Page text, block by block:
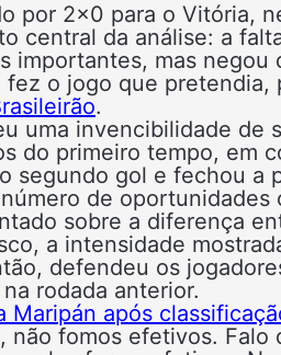
por 2×0 para o Vitória,
central da análise: a
importantes, mas
fez o jogo que
.
uma invencibilidade de
do primeiro tempo, em
segundo gol e fechou a
de oportunidades
sobre a diferença
a intensidade
defendeu os
rodada anterior.
Maripán após
não fomos efetivos.